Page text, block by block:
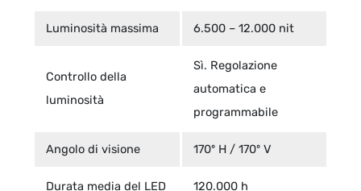
Luminosità massima 6.500 – 12.000 nit
Controllo della
luminosità
Sì. Regolazione
automatica e
programmabile
Angolo di visione 170º H / 170º V
Durata media del LED 120.000 h